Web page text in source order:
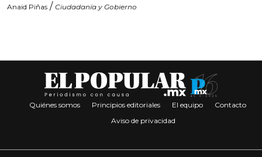
Anaid Piñas / Ciudadanía y Gobierno
Quiénes somos Principios editoriales El equipo
Contacto
Aviso de privacidad